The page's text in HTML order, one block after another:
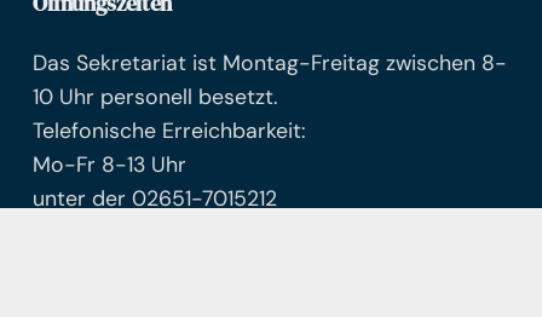
Das Sekretariat ist Montag-Freitag zwischen 8-
10 Uhr personell besetzt.
Telefonische Erreichbarkeit:
Mo-Fr 8-13 Uhr
unter der 02651-7015212